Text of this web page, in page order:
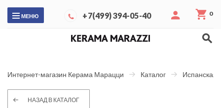
МЕНЮ +7(499) 394-05-40 0
Интернет-магазин Керама Марацци Каталог Испанская
НАЗАД В КАТАЛОГ